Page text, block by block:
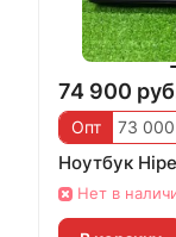
74 900
Опт 73
Ноутбук
Нет в